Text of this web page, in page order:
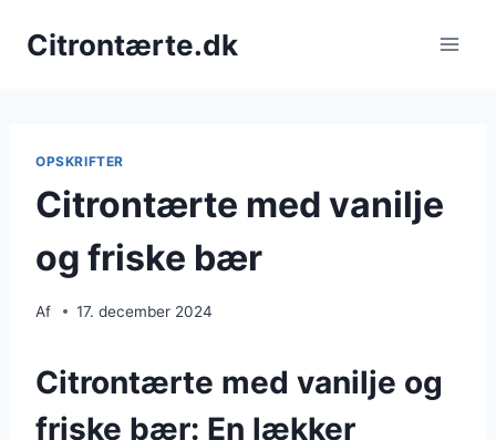
Citrontærte.dk
OPSKRIFTER
Citrontærte med vanilje
og friske bær
Af 17. december 2024
Citrontærte med vanilje og
friske bær: En lækker